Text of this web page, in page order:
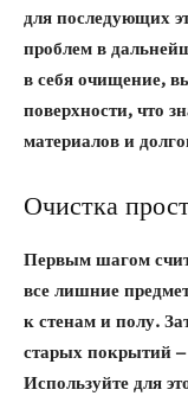
для последующих
проблем в
в себя очищение,
поверхности, что
материалов и
Очистка
Первым шагом
все лишние
к стенам и полу.
старых покрытий
Используйте для